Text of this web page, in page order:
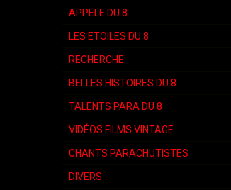
APPELE DU 8
LES ETOILES DU 8
RECHERCHE
BELLES HISTOIRES DU 8
TALENTS PARA DU 8
VIDÉOS FILMS VINTAGE
CHANTS PARACHUTISTES
DIVERS